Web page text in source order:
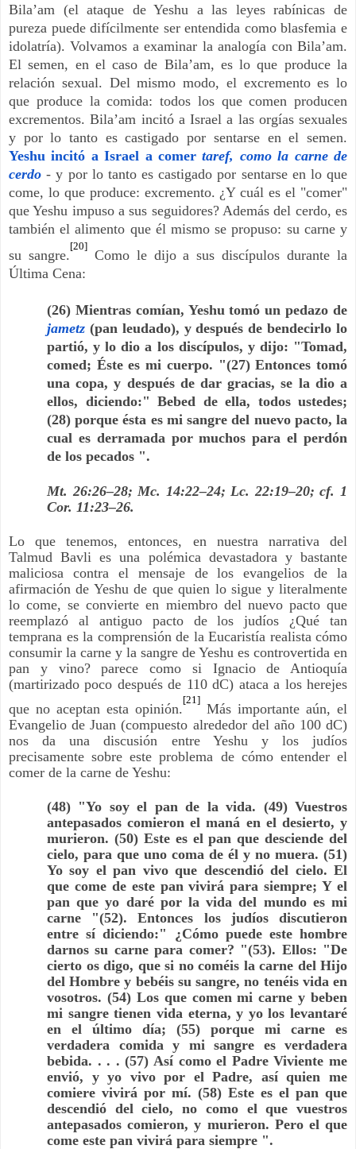
Bila’am (el ataque de Yeshu a las leyes rabínicas de
pureza puede difícilmente ser entendida como blasfemia e
idolatría). Volvamos a examinar la analogía con Bila’am.
El semen, en el caso de Bila’am, es lo que produce la
relación sexual. Del mismo modo, el excremento es lo
que produce la comida: todos los que comen producen
excrementos. Bila’am incitó a Israel a las orgías sexuales
y por lo tanto es castigado por sentarse en el semen.
Yeshu incitó a Israel a comertaref, como la carne de
cerdo - y por lo tanto es castigado por sentarse en lo que
come, lo que produce: excremento. ¿Y cuál es el "comer"
que Yeshu impuso a sus seguidores? Además del cerdo, es
también el alimento que él mismo se propuso: su carne y
su sangre.
[20]
Como le dijo a sus discípulos durante la
Última Cena:
(26) Mientras comían, Yeshu tomó un pedazo de
jametz (pan leudado), y después de bendecirlo lo
partió, y lo dio a los discípulos, y dijo: "Tomad,
comed; Éste es mi cuerpo. "(27) Entonces tomó
una copa, y después de dar gracias, se la dio a
ellos, diciendo:" Bebed de ella, todos ustedes;
(28) porque ésta es mi sangre del nuevo pacto, la
cual es derramada por muchos para el perdón
de los pecados ".
Mt. 26:26–28; Mc. 14:22–24; Lc. 22:19–20; cf. 1
Cor. 11:23–26.
Lo que tenemos, entonces, en nuestra narrativa del
Talmud Bavli es una polémica devastadora y bastante
maliciosa contra el mensaje de los evangelios de la
afirmación de Yeshu de que quien lo sigue y literalmente
lo come, se convierte en miembro del nuevo pacto que
reemplazó al antiguo pacto de los judíos ¿Qué tan
temprana es la comprensión de la Eucaristía realista cómo
consumir la carne y la sangre de Yeshu es controvertida en
pan y vino? parece como si Ignacio de Antioquía
(martirizado poco después de 110 dC) ataca a los herejes
que no aceptan esta opinión.
[21]
Más importante aún, el
Evangelio de Juan (compuesto alrededor del año 100 dC)
nos da una discusión entre Yeshu y los judíos
precisamente sobre este problema de cómo entender el
comer de la carne de Yeshu:
(48) "Yo soy el pan de la vida. (49) Vuestros
antepasados ​​comieron el maná en el desierto, y
murieron. (50) Este es el pan que desciende del
cielo, para que uno coma de él y no muera. (51)
Yo soy el pan vivo que descendió del cielo. El
que come de este pan vivirá para siempre; Y el
pan que yo daré por la vida del mundo es mi
carne "(52). Entonces los judíos discutieron
entre sí diciendo:" ¿Cómo puede este hombre
darnos su carne para comer? "(53). Ellos: "De
cierto os digo, que si no coméis la carne del Hijo
del Hombre y bebéis su sangre, no tenéis vida en
vosotros. (54) Los que comen mi carne y beben
mi sangre tienen vida eterna, y yo los levantaré
en el último día; (55) porque mi carne es
verdadera comida y mi sangre es verdadera
bebida. . . . (57) Así como el Padre Viviente me
envió, y yo vivo por el Padre, así quien me
comiere vivirá por mí. (58) Este es el pan que
descendió del cielo, no como el que vuestros
antepasados ​​comieron, y murieron. Pero el que
come este pan vivirá para siempre ".